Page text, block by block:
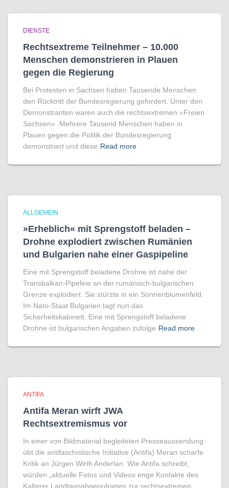
DIENSTE
Rechtsextreme Teilnehmer – 10.000
Menschen demonstrieren in Plauen
gegen die Regierung
Bei Protesten in Sachsen haben Tausende Menschen
den Rücktritt der Bundesregierung gefordert. Unter den
Demonstranten waren auch die rechtsextremen »Freien
Sachsen«. Mehrere Tausend Menschen haben in
Plauen gegen die Politik der Bundesregierung
demonstriert und diese Read more
ALLGEMEIN
»Erheblich« mit Sprengstoff beladen –
Drohne explodiert zwischen Rumänien
und Bulgarien nahe einer Gaspipeline
Eine mit Sprengstoff beladene Drohne ist nahe der
Transbalkan-Pipeline an der rumänisch-bulgarischen
Grenze explodiert. Sie stürzte in ein Sonnenblumenfeld.
Im Nato-Staat Bulgarien tagt nun das
Sicherheitskabinett. Eine mit Sprengstoff beladene
Drohne ist bulgarischen Angaben zufolge Read more
ANTIFA
Antifa Meran wirft JWA
Rechtsextremismus vor
In einer von Bildmaterial begleiteten Presseaussendung
übt die antifaschistische Initiative (Antifa) Meran scharfe
Kritik an Jürgen Wirth Anderlan. Wie Antifa schreibt,
würden „aktuelle Fotos und Videos enge Kontakte des
Kalterer Landtagsabgeordneten zur rechtsextremen